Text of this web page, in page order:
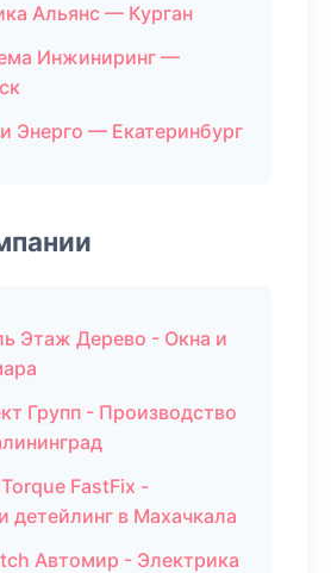
Альянс — Курган
Инжиниринг —
Энерго — Екатеринбург
Этаж Дерево - Окна и
Групп - Производство
FastFix -
детейлинг в Махачкала
Автомир - Электрика